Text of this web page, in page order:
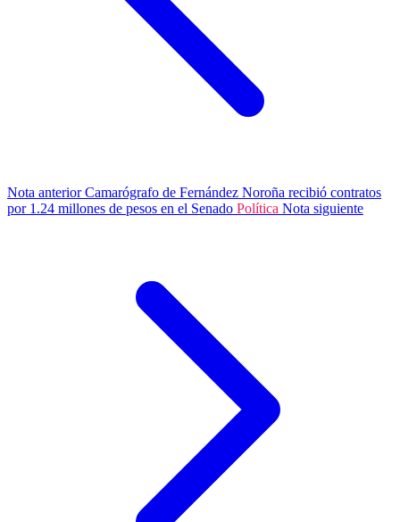
Nota anteriorCamarógrafo de Fernández Noroña recibió contratos
por 1.24 millones de pesos en el Senado Política Nota siguiente